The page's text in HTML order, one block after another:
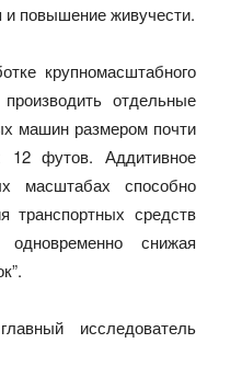
и повышение живучести.
крупномасштабного
отдельные
машин размером почти
футов. Аддитивное
масштабах способно
транспортных средств
снижая
исследователь